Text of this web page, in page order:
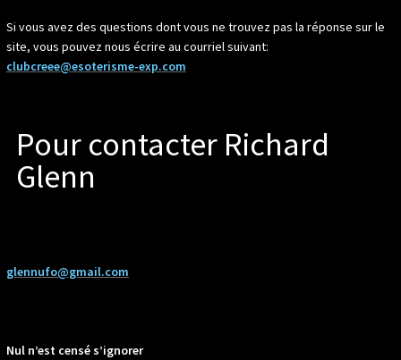
Si vous avez des questions dont vous ne trouvez pas la réponse sur le
site, vous pouvez nous écrire au courriel suivant:
clubcreee@esoterisme-exp.com
Pour contacter Richard
Glenn
glennufo@gmail.com
Nul n’est censé s’ignorer